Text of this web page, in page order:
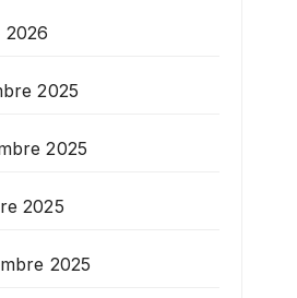
2026
2025
2025
2025
2025